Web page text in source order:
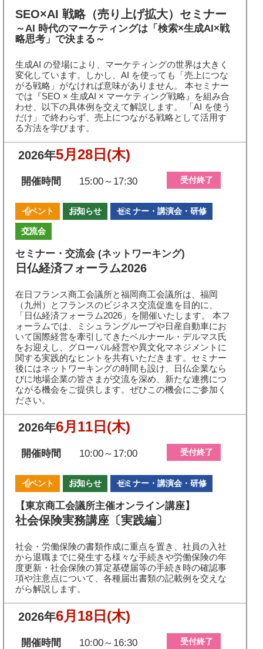
SEO×AI 戦略（売り上げ拡大）セミナー
～AI 時代のマーケティングは「検索×生成AI×戦
略思考」で決まる～
生成AI の登場により、マーケティングの世界は大きく
変化しています。しかし、AI を使っても「売上につな
がる戦略」がなければ意味がありません。 本セミナー
では『SEO × 生成AI × マーケティング戦略』を組み合
わせ、以下の具体例を交えて解説します。 「AI を使う
だけ」で終わらず、売上につながる戦略として活用す
る方法を学びます。
2026年5月28日 (木)
開催時間 15:00～17:30 受付終了
イベント お知らせ セミナー・講演会・研修
交流会
セミナー・交流会 (ネットワーキング)
日仏経済フォーラム2026
在日フランス商⼯会議所と福岡商⼯会議所は、福岡
（九州）とフランスのビジネス交流促進を目的に、
「日仏経済フォーラム2026」を開催いたします。 本フ
ォーラムでは、ミシュラングループや日産自動車にお
いて国際経営を牽引してきたベルナール・デルマス氏
をお迎えし、グローバル経営や異文化マネジメントに
関する実践的なヒントを共有いただきます。セミナー
後にはネットワーキングの時間も設け、日仏企業なら
びに地場企業の皆さまが交流を深め、新たな連携につ
ながる機会をご提供します。ぜひこの機会にご参加く
ださい。
2026年6月11日 (木)
開催時間 10:00～17:00 受付終了
イベント お知らせ セミナー・講演会・研修
【東京商工会議所主催オンライン講座】
社会保険実務講座〔実践編〕
社会・労働保険の書類作成に重点を置き、社員の入社
から退職までに発生する様々な手続きや労働保険の年
度更新・社会保険の算定基礎届等の手続き時の確認事
項や注意点について、各種届出書類の記載例を交えな
がら解説します。
2026年6月18日 (木)
開催時間 10:00～16:30 受付終了